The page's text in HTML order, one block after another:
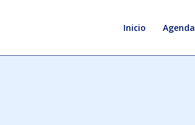
Inicio Agenda